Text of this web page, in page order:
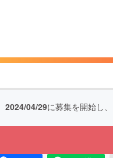
2024/04/29に募集を開始し、